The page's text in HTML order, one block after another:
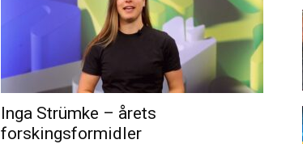
Inga Strümke – årets
forskingsformidler